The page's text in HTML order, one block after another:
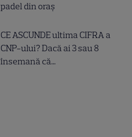
padel din oraș
CE ASCUNDE ultima CIFRA a
CNP-ului? Dacă ai 3 sau 8
însemană că...